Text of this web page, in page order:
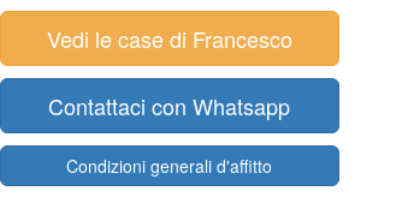
Vedi le case di Francesco
Contattaci con Whatsapp
Condizioni generali d'affitto